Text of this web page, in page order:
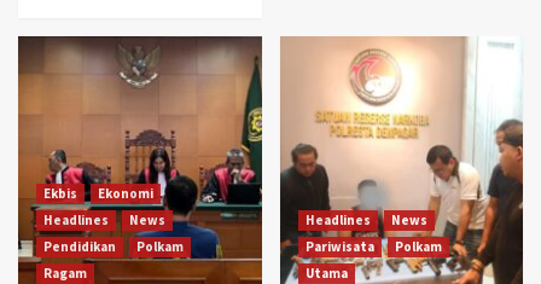
Ekbis
Ekonomi
Headlines
News
Pendidikan
Polkam
Ragam
Headlines
News
Pariwisata
Polkam
Utama